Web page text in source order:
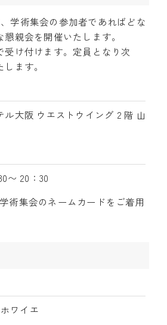
学術集会の参加者であればどな
親会を開催いたします。
受け付けます。定員となり次
ます。
ル大阪 ウエストウイング 2 階 山
〜 20：30
術集会のネームカードをご着用
ワイエ